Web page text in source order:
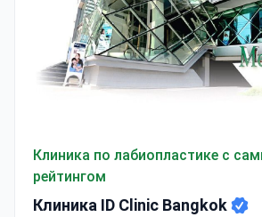
Клиника по лабиопластике с
рейтингом
Клиника ID Clinic Bangkok